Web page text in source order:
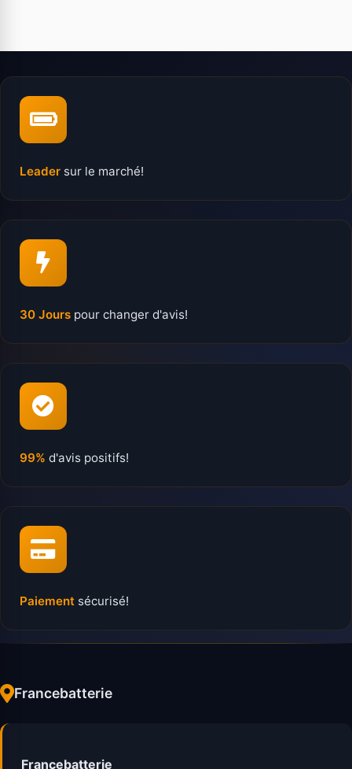
Leader sur le marché!
30 Jours pour changer d'avis!
99% d'avis positifs!
Paiement sécurisé!
Francebatterie
Francebatterie